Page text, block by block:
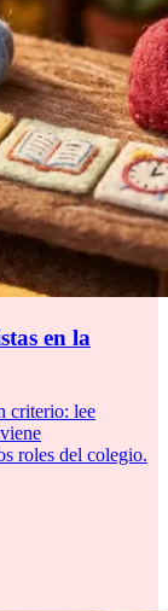
en la
criterio: lee
roles del colegio.